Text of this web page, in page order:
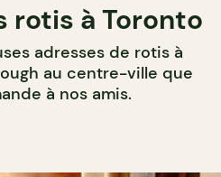
rotis à Toronto
adresses de rotis à
au centre-ville que
à nos amis.